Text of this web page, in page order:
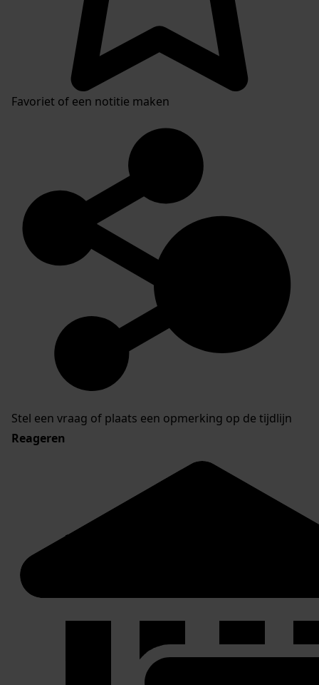
Favoriet of een notitie maken
Stel een vraag of plaats een opmerking op de tijdlijn
Reageren